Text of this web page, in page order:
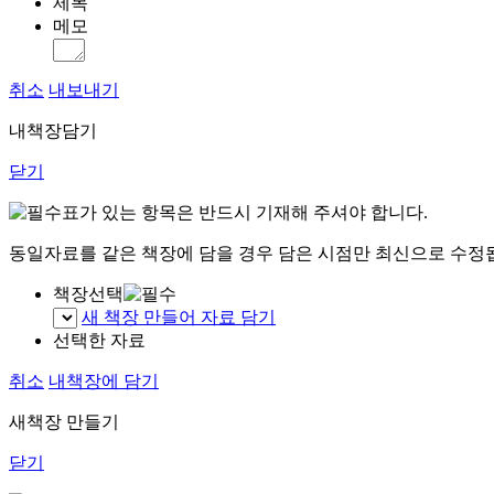
메모
취소 내보내기
내책장담기
닫기
표가 있는 항목은 반드시 기재해 주셔야 합니다.
동일자료를 같은 책장에 담을 경우 담은 시점만 최신으로 수정
책장선택
새 책장 만들어 자료 담기
선택한 자료
취소 내책장에 담기
새책장 만들기
닫기